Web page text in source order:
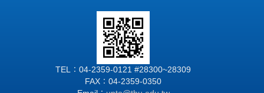
TEL：04-2359-0121 #28300~28309
FAX：04-2359-0350